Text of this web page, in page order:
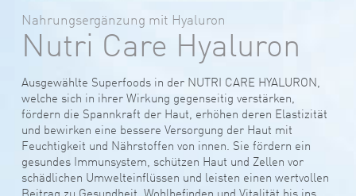
Nahrungsergänzung mit Hyaluron
Nutri Care Hyaluron
Ausgewählte Superfoods in der NUTRI CARE HYALURON,
welche sich in ihrer Wirkung gegenseitig verstärken,
fördern die Spannkraft der Haut, erhöhen deren Elastizität
und bewirken eine bessere Versorgung der Haut mit
Feuchtigkeit und Nährstoffen von innen. Sie fördern ein
gesundes Immunsystem, schützen Haut und Zellen vor
schädlichen Umwelteinflüssen und leisten einen wertvollen